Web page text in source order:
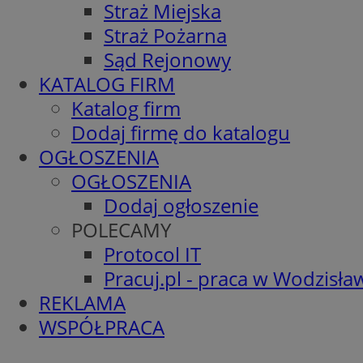
Straż Miejska
Straż Pożarna
Sąd Rejonowy
KATALOG FIRM
Katalog firm
Dodaj firmę do katalogu
OGŁOSZENIA
OGŁOSZENIA
Dodaj ogłoszenie
POLECAMY
Protocol IT
Pracuj.pl - praca w
REKLAMA
WSPÓŁPRACA